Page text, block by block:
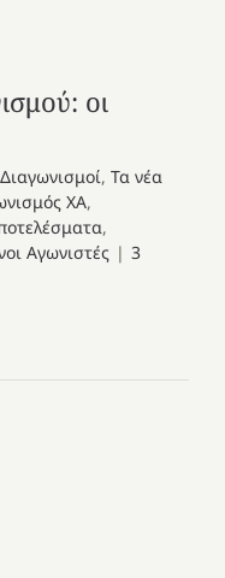
οι
Διαγωνισμοί, Τα νέα
ΧΑ,
,
Αγωνιστές | 3